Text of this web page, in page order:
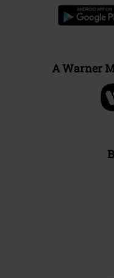
A Warner